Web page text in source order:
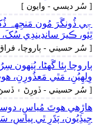
[ سُر ديسي - وايون ]
جٖي ڏُونگَرَ مُون مَنجِهہ
ٿِئو، ڪيرَ سانڍيندِي
[ سُر حسيني - ٻاروچا،
ٻاروچا ٻِئا گَهڻا،
وِلِهِيُنِ، مَٿي مَعذُورِنِ،
[ سُر حسيني - ڏورِڻ ۽
ھاڙِھي ھوتَ مُياسِ،
جِيڏِيُون، پَڌَرِ ٿي